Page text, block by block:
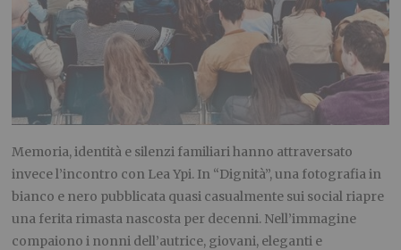
Memoria, identità e silenzi familiari hanno attraversato
invece l’incontro con Lea Ypi. In “Dignità”, una fotografia in
bianco e nero pubblicata quasi casualmente sui social riapre
una ferita rimasta nascosta per decenni. Nell’immagine
compaiono i nonni dell’autrice, giovani, eleganti e